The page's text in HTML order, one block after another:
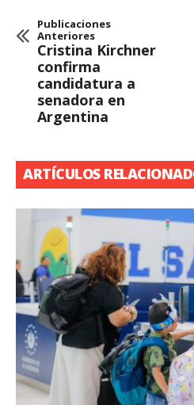
Publicaciones
Anteriores
Cristina Kirchner
confirma
candidatura a
senadora en
Argentina
ARTÍCULOS